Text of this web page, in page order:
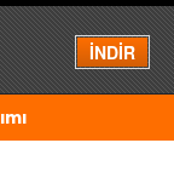
İNDİR
Menü